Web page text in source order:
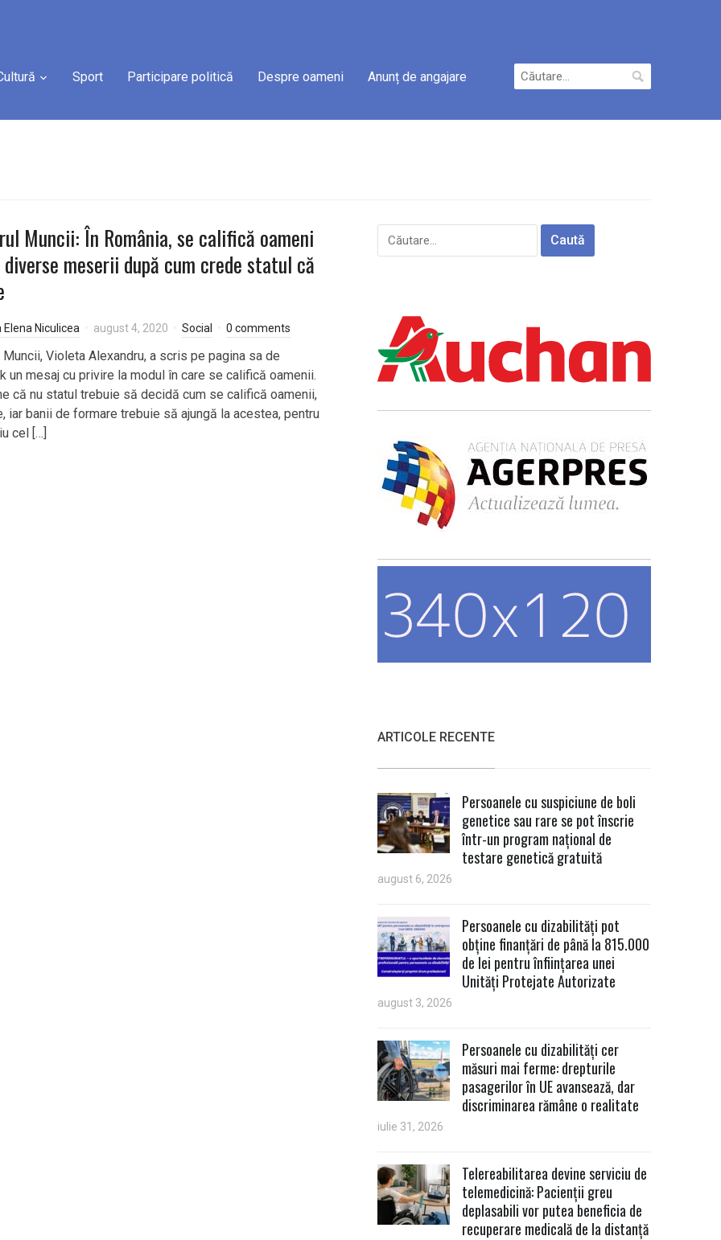
Sport Participare politică Despre oameni Anunț de angajare
Caută
după:
Muncii: În România, se califică oameni
meserii după cum crede statul că
Elena Niculicea august 4, 2020 Social 0 comments
Violeta Alexandru, a scris pe pagina sa de
un mesaj cu privire la modul în care se califică oamenii.
că nu statul trebuie să decidă cum se califică oamenii,
iar banii de formare trebuie să ajungă la acestea, pentru
cel […]
Caută
după:
ARTICOLE RECENTE
Persoanele cu suspiciune de boli
genetice sau rare se pot înscrie
într-un program național de
testare genetică gratuită
august 6, 2026
Persoanele cu dizabilități pot
obține finanțări de până la 815.000
de lei pentru înființarea unei
Unități Protejate Autorizate
august 3, 2026
Persoanele cu dizabilități cer
măsuri mai ferme: drepturile
pasagerilor în UE avansează, dar
discriminarea rămâne o realitate
iulie 31, 2026
Telereabilitarea devine serviciu de
telemedicină: Pacienții greu
deplasabili vor putea beneficia de
recuperare medicală de la distanță